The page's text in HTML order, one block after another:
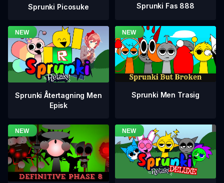
Sprunki Picosuke Sprunki Fas 888
Sprunki Återtagning Men
Episk
Sprunki Men Trasig